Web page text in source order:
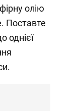
олію
Поставте
однієї